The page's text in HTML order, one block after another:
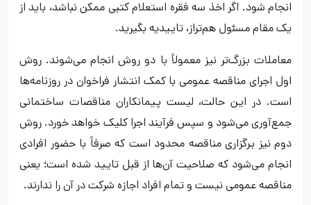
انجام شود. اگر اخذ سه فقره استعلام کتبی ممکن نباشد، باید از
یک مقام مسئول هم‌تراز، تاییدیه بگیرید.
معاملات بزرگ‌تر نیز معمولاً با دو روش انجام می‌شوند. روش
اول اجرای مناقصه عمومی با کمک انتشار فراخوان در روزنامه‌ها
است. در این حالت، لیست پیمانکاران مناقصات ساختمانی
جمع‌آوری می‌شود و سپس فرآیند اجرا کلیک خواهد خورد. روش
دوم نیز برگزاری مناقصه محدود است که صرفاً با حضور افرادی
انجام می‌شود که صلاحیت آن‌ها از قبل تایید شده است؛ یعنی
مناقصه عمومی نیست و تمام افراد اجازه شرکت در آن را ندارند.